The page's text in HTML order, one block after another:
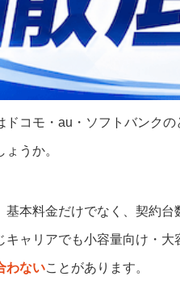
ドコモ・au・ソフトバンク
うか。
基本料金だけでなく、契約
キャリアでも小容量向け・
わないことがあります。